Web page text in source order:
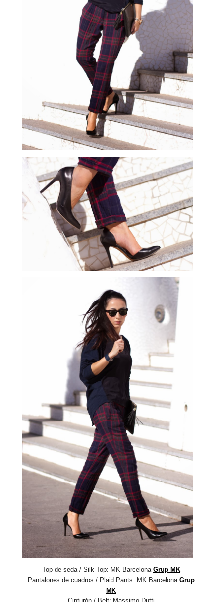
Top de seda / Silk Top: MK Barcelona Grup MK
Pantalones de cuadros / Plaid Pants: MK Barcelona Grup
MK
Cinturón / Belt: Massimo Dutti